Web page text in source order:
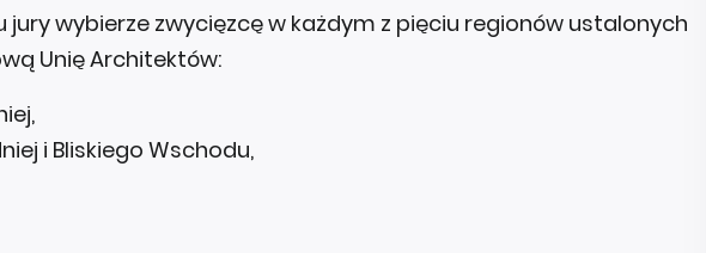
jury wybierze zwycięzcę w każdym z pięciu regionów ustalonych
Unię Architektów:
i Bliskiego Wschodu,